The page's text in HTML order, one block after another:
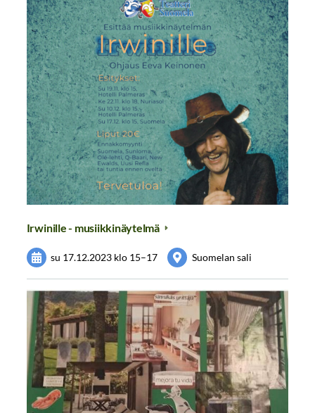
Irwinille - musiikkinäytelmä
su 17.12.2023 klo 15–17 Suomelan sali